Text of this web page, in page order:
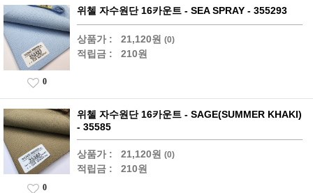
위첼 자수원단 16카운트 - SEA SPRAY - 355293
상품가 : 21,120원 (0)
적립금 : 210원
0
위첼 자수원단 16카운트 - SAGE(SUMMER KHAKI)
- 35585
상품가 : 21,120원 (0)
적립금 : 210원
0